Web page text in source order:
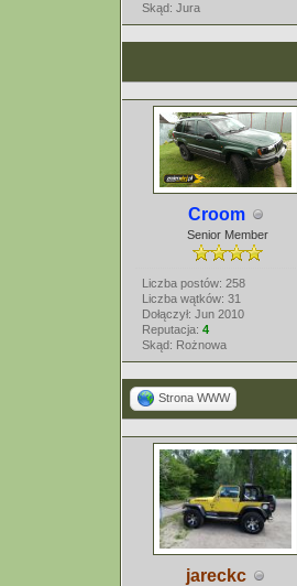
Skąd: Jura
Croom
Senior Member
Liczba postów: 258
Liczba wątków: 31
Dołączył: Jun 2010
Reputacja: 4
Skąd: Rożnowa
Strona WWW
jareckc